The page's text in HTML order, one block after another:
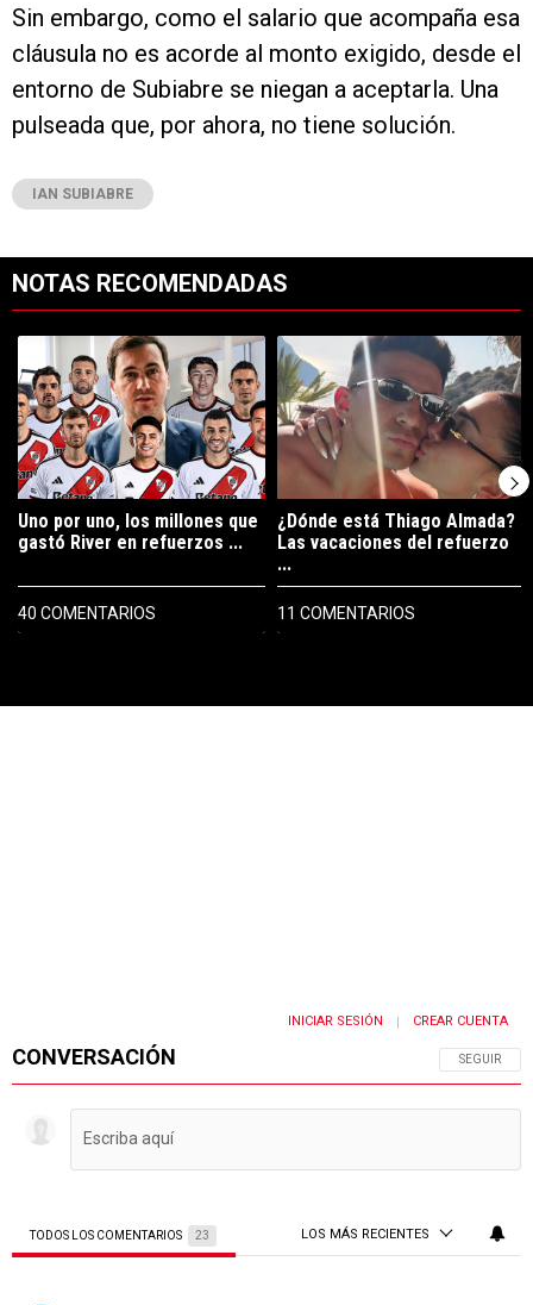
Sin embargo, como el salario que acompaña esa
cláusula no es acorde al monto exigido, desde el
entorno de Subiabre se niegan a aceptarla. Una
pulseada que, por ahora, no tiene solución.
IAN SUBIABRE
NOTAS RECOMENDADAS
Un artículo de tendencia con el título "Uno por uno, los millones
Uno por uno, los millones que
gastó River en refuerzos ...
40 COMENTARIOS
Un artículo de tendencia con el
¿Dónde está Thiago Almada?
Las vacaciones del refuerzo
...
11 COMENTARIOS
CONVERSACIÓN SIGA ESTA
SEGUIR
INICIAR SESIÓN | CREAR CUENTA
TODOS LOS COMENTARIOS 23 LOS MÁS RECIENTES